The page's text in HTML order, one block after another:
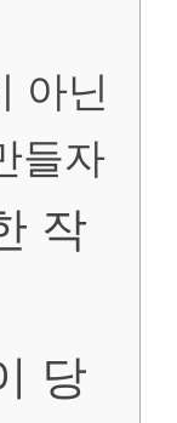
아닌
들자
작
당